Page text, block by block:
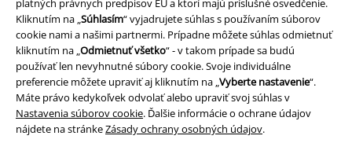
Kliknutím na „ Súhlasím“ vyjadrujete súhlas s používaním súborov
cookie nami a našimi partnermi. Prípadne môžete súhlas odmietnuť
kliknutím na „ Odmietnuť všetko“ - v takom prípade sa budú
používať len nevyhnutné súbory cookie. Svoje individuálne
preferencie môžete upraviť aj kliknutím na „ Vyberte nastavenie“.
Máte právo kedykoľvek odvolať alebo upraviť svoj súhlas v
Nastavenia súborov cookie. Ďalšie informácie o ochrane údajov
nájdete na stránkeZásady ochrany osobných údajov.
Ochrana osobných údajov
Likvidácia odpadu a ochrana životného prostredia
Vyhlásenie o zhode